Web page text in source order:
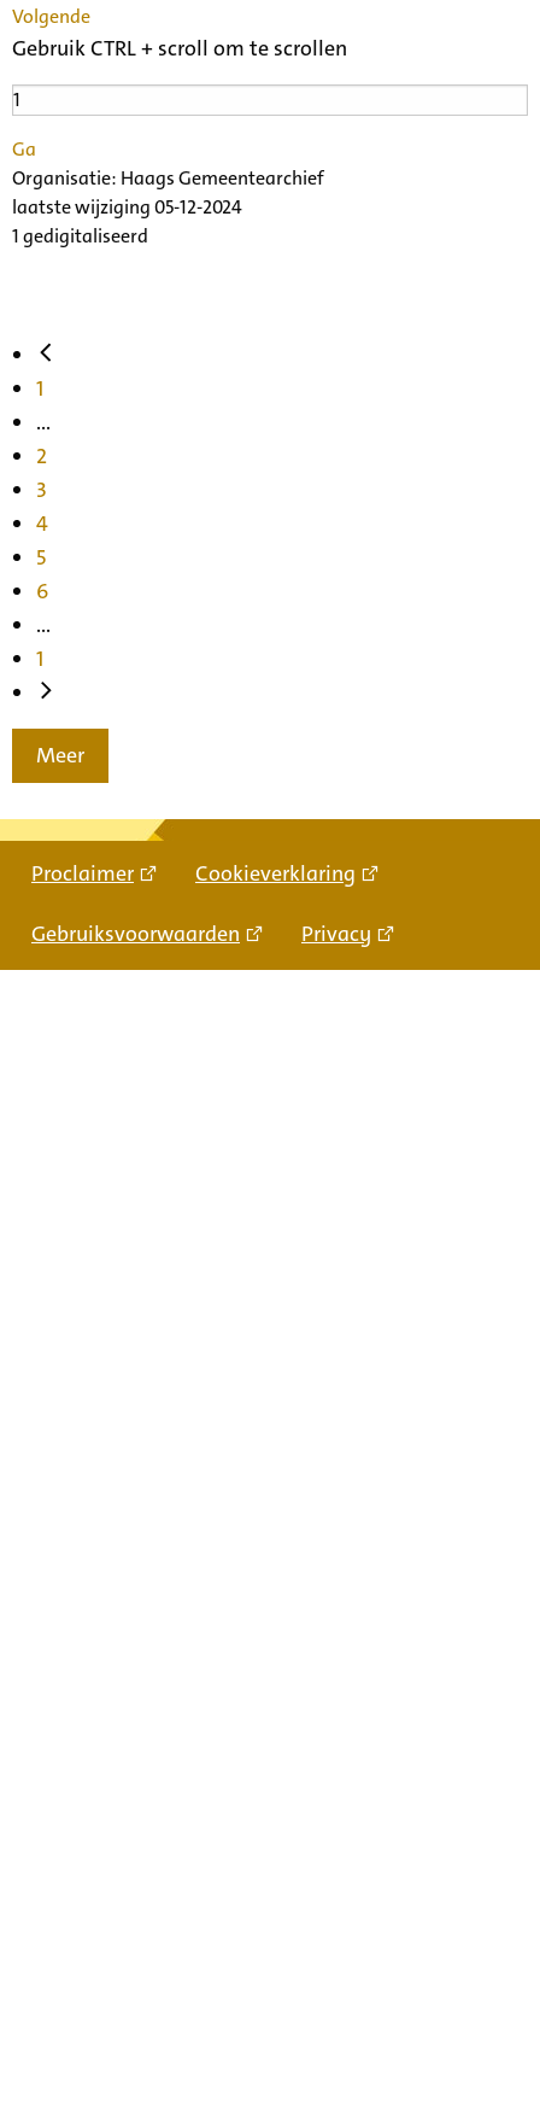
Volgende
Gebruik CTRL + scroll om te scrollen
Ga
Organisatie: Haags Gemeentearchief
laatste wijziging 05-12-2024
1 gedigitaliseerd
1
...
2
3
4
5
6
...
1
Meer
Proclaimer Cookieverklaring
Gebruiksvoorwaarden Privacy